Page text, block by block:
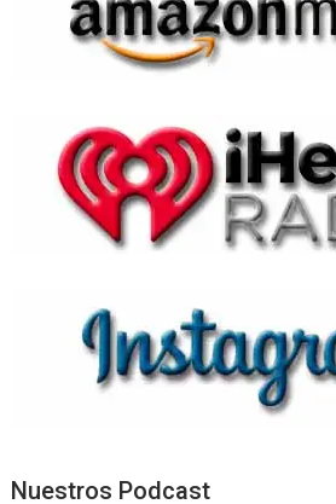
Nuestros Podcast